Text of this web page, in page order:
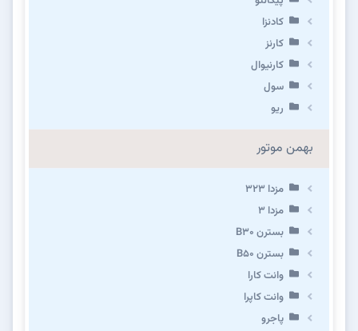
کادنزا
کارنز
کارنیوال
سول
ریو
بهمن موتور
مزدا ۳۲۳
مزدا ۳
بسترن B۳۰
بسترن B۵۰
وانت کارا
وانت کاپرا
پاجرو